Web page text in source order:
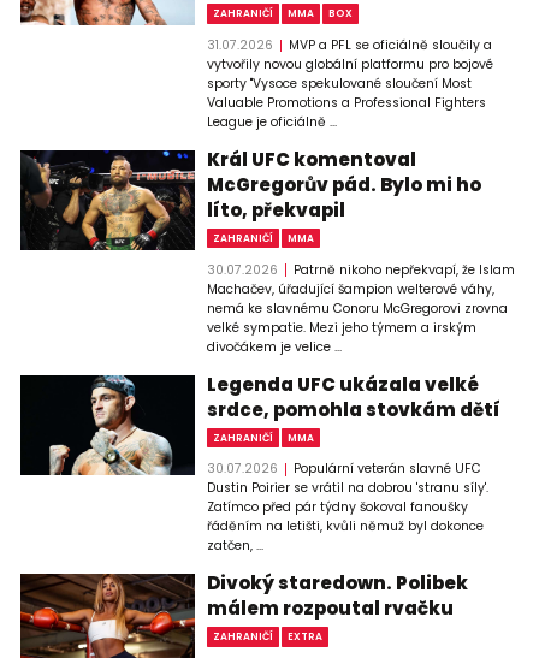
ZAHRANIČÍ MMA BOX
31.07.2026
MVP a PFL se oficiálně sloučily a
vytvořily novou globální platformu pro bojové
sporty "Vysoce spekulované sloučení Most
Valuable Promotions a Professional Fighters
League je oficiálně ...
Král UFC komentoval
McGregorův pád. Bylo mi ho
líto, překvapil
ZAHRANIČÍ MMA
30.07.2026
Patrně nikoho nepřekvapí, že Islam
Machačev, úřadující šampion welterové váhy,
nemá ke slavnému Conoru McGregorovi zrovna
velké sympatie. Mezi jeho týmem a irským
divočákem je velice ...
Legenda UFC ukázala velké
srdce, pomohla stovkám dětí
ZAHRANIČÍ MMA
30.07.2026
Populární veterán slavné UFC
Dustin Poirier se vrátil na dobrou 'stranu síly'.
Zatímco před pár týdny šokoval fanoušky
řáděním na letišti, kvůli němuž byl dokonce
zatčen, ...
Divoký staredown. Polibek
málem rozpoutal rvačku
ZAHRANIČÍ EXTRA